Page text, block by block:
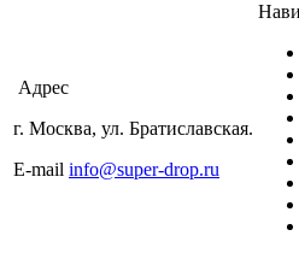
Адрес
г. Москва, ул. Братиславская.
E-mail info@super-drop.ru